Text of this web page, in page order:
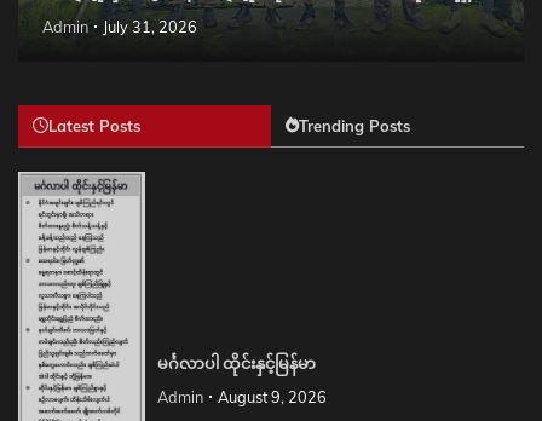
Admin July 31, 2026
Latest Posts Trending Posts
မင်္ဂလာပါ ထိုင်းနှင့်မြန်မာ
Admin August 9, 2026